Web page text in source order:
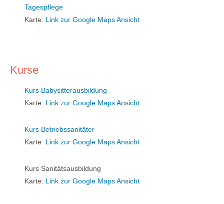
Tagespflege
Karte: Link zur Google Maps Ansicht
Kurse
Kurs Babysitterausbildung
Karte: Link zur Google Maps Ansicht
Kurs Betriebssanitäter
Karte: Link zur Google Maps Ansicht
Kurs Sanitätsausbildung
Karte: Link zur Google Maps Ansicht